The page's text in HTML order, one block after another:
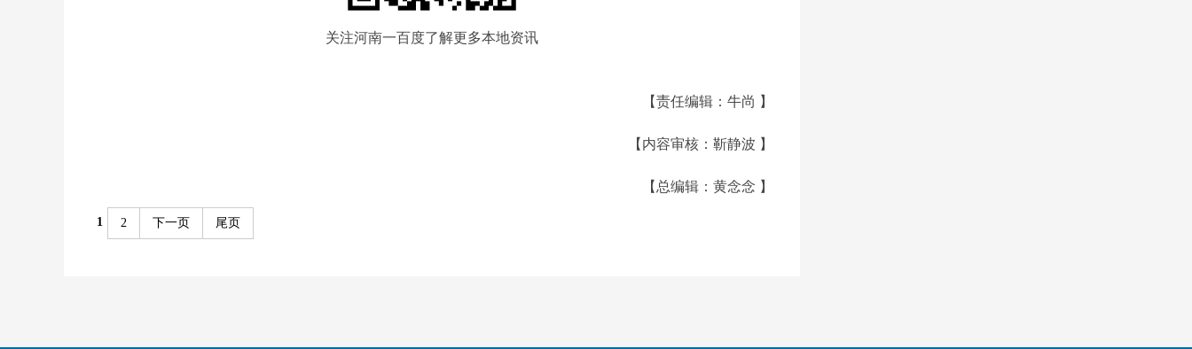
关注河南一百度了解更多本地资讯
【责任编辑：牛尚 】
【内容审核：靳静波 】
【总编辑：黄念念 】
1 2 下一页 尾页